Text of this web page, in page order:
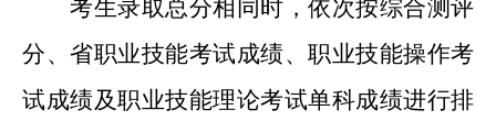
考生录取总分相同时，依次按综合测评
分、省职业技能考试成绩、职业技能操作考
试成绩及职业技能理论考试单科成绩进行排